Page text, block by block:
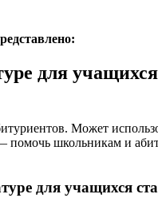
для
Может
школьникам и
для учащихся